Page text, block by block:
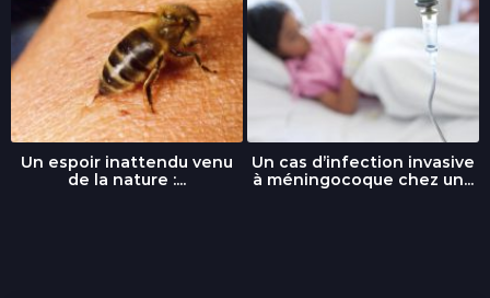
Un espoir inattendu venu
de la nature :...
Un cas d’infection invasive
à méningocoque chez un...